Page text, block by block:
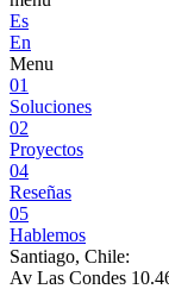
Es
En
Menu
01
Soluciones
02
Proyectos
04
Reseñas
05
Hablemos
Santiago, Chile:
Av Las Condes